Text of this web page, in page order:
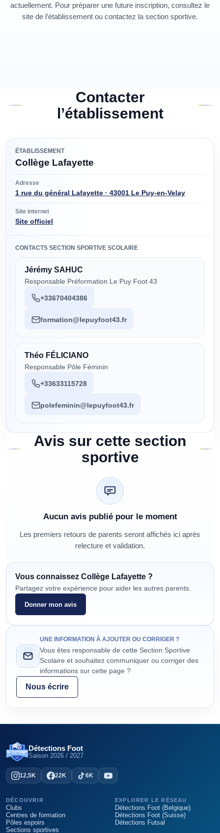
actuellement. Pour préparer une future inscription, consultez le
site de l’établissement ou contactez la section sportive.
Contacter
l’établissement
ÉTABLISSEMENT
Collège Lafayette
Adresse
1 rue du général Lafayette · 43001 Le Puy-en-Velay
Site internet
Site officiel
CONTACTS SECTION SPORTIVE SCOLAIRE
Jérémy SAHUC
Responsable Préformation Le Puy Foot 43
+33670404386
formation@lepuyfoot43.fr
Théo FÉLICIANO
Responsable Pôle Féminin
+33633115728
polefeminin@lepuyfoot43.fr
Avis sur cette section
sportive
Aucun avis publié pour le moment
Les premiers retours de parents seront affichés ici après
relecture et validation.
Vous connaissez Collège Lafayette ?
Partagez votre expérience pour aider les autres parents.
Donner mon avis
UNE INFORMATION À AJOUTER OU CORRIGER ?
Vous êtes responsable de cette Section Sportive
Scolaire et souhaitez communiquer ou corriger des
informations sur cette page ?
Nous écrire
Détections Foot
Saison 2026 / 2027
12,5K 22K 6K
DÉCOUVRIR
Clubs
Centres de formation
Pôles espoirs
Sections sportives
EXPLORER LE RÉSEAU
Détections Foot (Belgique)
Détections Foot (Suisse)
Détections Futsal